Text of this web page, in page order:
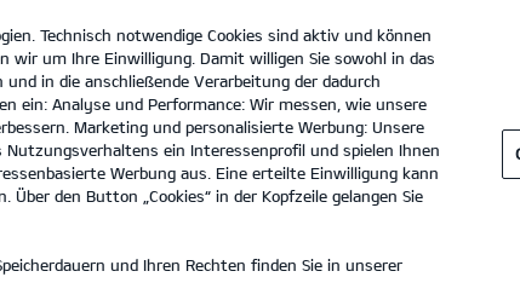
Autohaus Dengler GmbH & Co. KG
Technisch notwendige Cookies sind aktiv und können
um Ihre Einwilligung. Damit willigen Sie sowohl in das
in die anschließende Verarbeitung der dadurch
ein: Analyse und Performance: Wir messen, wie unsere
Marketing und personalisierte Werbung: Unsere
ein Interessenprofil und spielen Ihnen
Werbung aus. Eine erteilte Einwilligung kann
den Button „Cookies“ in der Kopfzeile gelangen Sie
und Ihren Rechten finden Sie in unserer